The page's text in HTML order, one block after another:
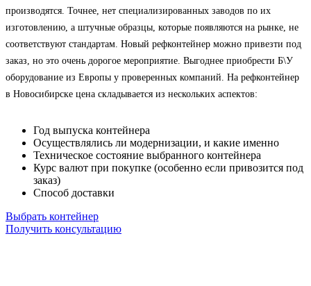
производятся. Точнее, нет специализированных заводов по их
изготовлению, а штучные образцы, которые появляются на рынке, не
соответствуют стандартам. Новый рефконтейнер можно привезти под
заказ, но это очень дорогое мероприятие. Выгоднее приобрести Б\У
оборудование из Европы у проверенных компаний. На рефконтейнер
в Новосибирске цена складывается из нескольких аспектов:
Год выпуска контейнера
Осуществлялись ли модернизации, и какие именно
Техническое состояние выбранного контейнера
Курс валют при покупке (особенно если привозится под
заказ)
Способ доставки
Выбрать контейнер
Получить консультацию